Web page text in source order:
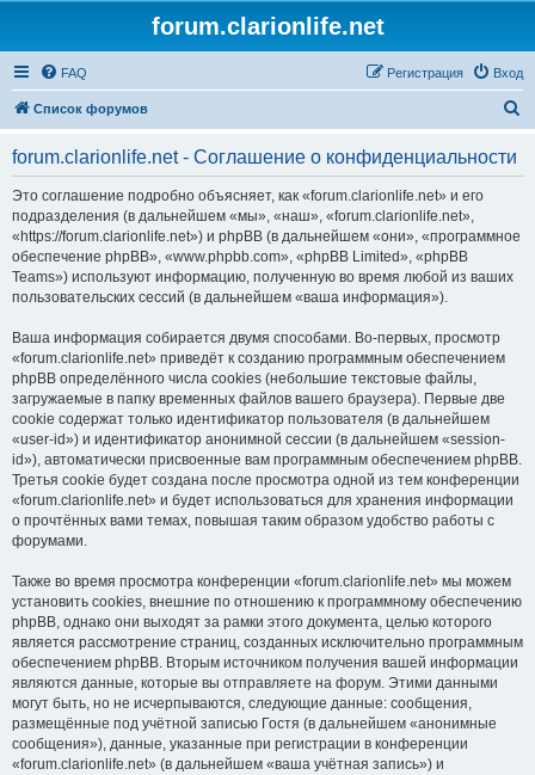
forum.clarionlife.net
FAQ Вход
Регистрация
Список форумов
forum.clarionlife.net - Соглашение о конфиденциальности
Это соглашение подробно объясняет, как «forum.clarionlife.net» и его
подразделения (в дальнейшем «мы», «наш», «forum.clarionlife.net»,
«https://forum.clarionlife.net») и phpBB (в дальнейшем «они», «программное
обеспечение phpBB», «www.phpbb.com», «phpBB Limited», «phpBB
Teams») используют информацию, полученную во время любой из ваших
пользовательских сессий (в дальнейшем «ваша информация»).
Ваша информация собирается двумя способами. Во-первых, просмотр
«forum.clarionlife.net» приведёт к созданию программным обеспечением
phpBB определённого числа cookies (небольшие текстовые файлы,
загружаемые в папку временных файлов вашего браузера). Первые две
cookie содержат только идентификатор пользователя (в дальнейшем
«user-id») и идентификатор анонимной сессии (в дальнейшем «session-
id»), автоматически присвоенные вам программным обеспечением phpBB.
Третья cookie будет создана после просмотра одной из тем конференции
«forum.clarionlife.net» и будет использоваться для хранения информации
о прочтённых вами темах, повышая таким образом удобство работы с
форумами.
Также во время просмотра конференции «forum.clarionlife.net» мы можем
установить cookies, внешние по отношению к программному обеспечению
phpBB, однако они выходят за рамки этого документа, целью которого
является рассмотрение страниц, созданных исключительно программным
обеспечением phpBB. Вторым источником получения вашей информации
являются данные, которые вы отправляете на форум. Этими данными
могут быть, но не исчерпываются, следующие данные: сообщения,
размещённые под учётной записью Гостя (в дальнейшем «анонимные
сообщения»), данные, указанные при регистрации в конференции
«forum.clarionlife.net» (в дальнейшем «ваша учётная запись») и